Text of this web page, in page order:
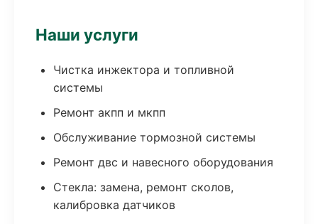
Наши услуги
Чистка инжектора и топливной
системы
Ремонт акпп и мкпп
Обслуживание тормозной системы
Ремонт двс и навесного оборудования
Стекла: замена, ремонт сколов,
калибровка датчиков